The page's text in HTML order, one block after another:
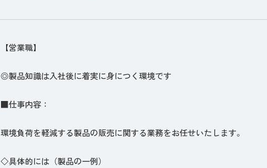
【営業職】
◎製品知識は入社後に着実に身につく環境です
■仕事内容：
環境負荷を軽減する製品の販売に関する業務をお任せいたします。
◇具体的には（製品の一例）